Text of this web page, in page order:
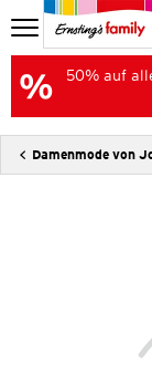
50% auf
Damenmode von